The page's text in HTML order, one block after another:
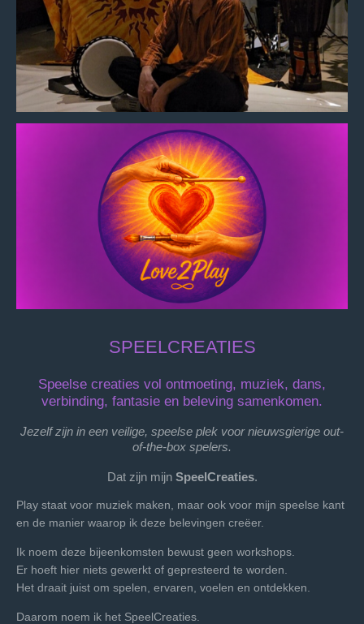
SPEELCREATIES
Speelse creaties vol ontmoeting, muziek, dans,
verbinding, fantasie en beleving samenkomen.
Jezelf zijn in een veilige, speelse plek voor nieuwsgierige out-
of-the-box spelers.
Dat zijn mijn SpeelCreaties.
Play staat voor muziek maken, maar ook voor mijn speelse kant
en de manier waarop ik deze belevingen creëer.
Ik noem deze bijeenkomsten bewust geen workshops.
Er hoeft hier niets gewerkt of gepresteerd te worden.
Het draait juist om spelen, ervaren, voelen en ontdekken.
Daarom noem ik het SpeelCreaties.